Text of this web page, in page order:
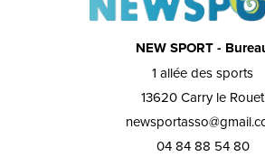
NEW SPORT -
1 allée des sports
13620 Carry le Rouet
04 84 88 54 80